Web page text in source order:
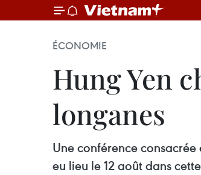
ÉCONOMIE
Hung Yen
longanes
Une conférence
eu lieu le 12 août dans